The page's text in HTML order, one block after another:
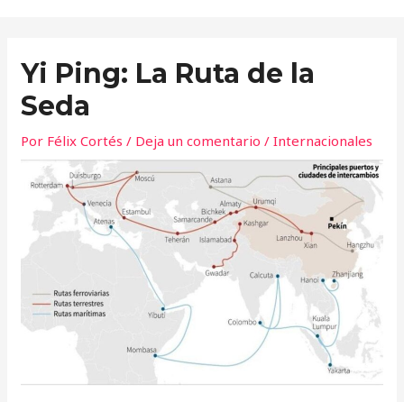
Yi Ping: La Ruta de la
Seda
Por Félix Cortés/ Deja un comentario /Internacionales